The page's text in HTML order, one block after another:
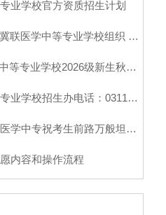
业学校官方资质招生计划
业学校组织 2024 级升学前模拟考试
级新生秋季入学须知（官方完整版）
校招生办电话：0311-89257025
生前路万般坦途，学医亦筑高光未来
内容和操作流程